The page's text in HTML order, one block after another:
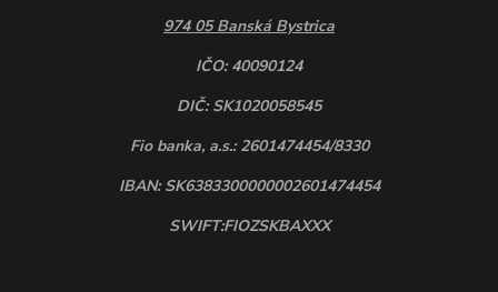
974 05 Banská Bystrica
IČO: 40090124
DIČ: SK1020058545
Fio banka, a.s.: 2601474454/8330
IBAN: SK6383300000002601474454
SWIFT:FIOZSKBAXXX